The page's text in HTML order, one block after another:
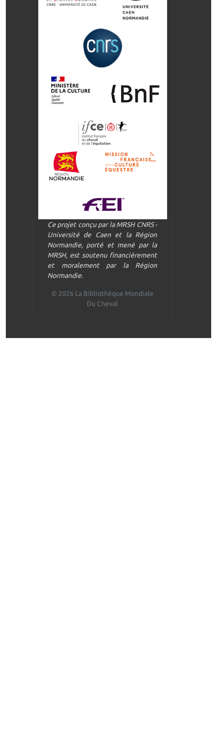
Ce projet conçu par la MRSH CNRS -
Université de Caen et la Région
Normandie, porté et mené par la
MRSH, est soutenu financièrement
et moralement par la Région
Normandie.
© 2026 La Bibliothèque Mondiale
Du Cheval